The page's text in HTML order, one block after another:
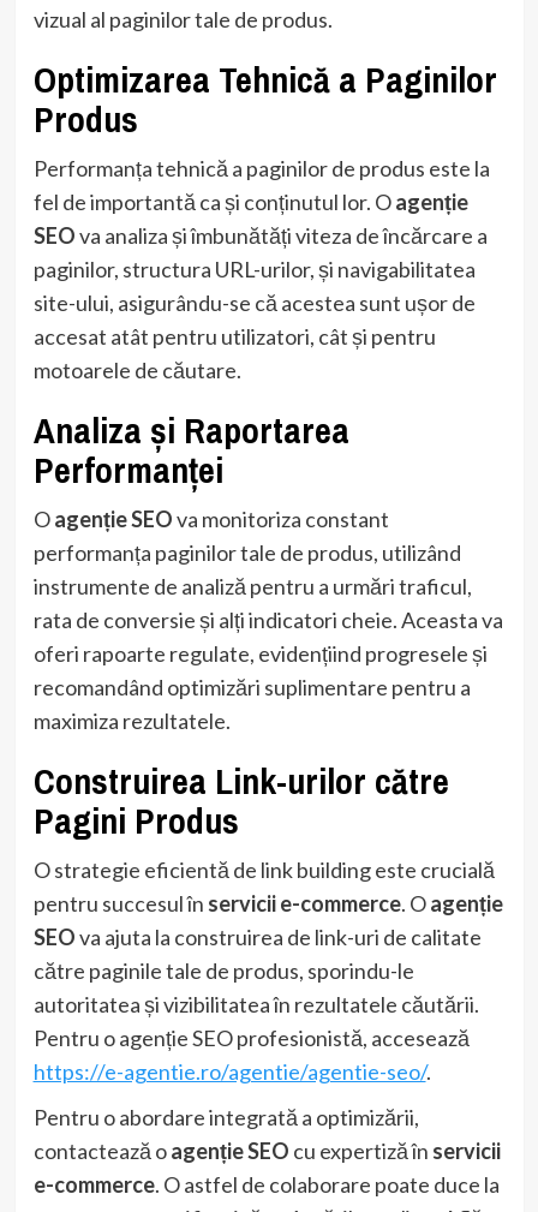
vizual al paginilor tale de produs.
Optimizarea Tehnică a Paginilor
Produs
Performanța tehnică a paginilor de produs este la
fel de importantă ca și conținutul lor. Oagenție
SEOva analiza și îmbunătăți viteza de încărcare a
paginilor, structura URL-urilor, și navigabilitatea
site-ului, asigurându-se că acestea sunt ușor de
accesat atât pentru utilizatori, cât și pentru
motoarele de căutare.
Analiza și Raportarea
Performanței
Oagenție SEOva monitoriza constant
performanța paginilor tale de produs, utilizând
instrumente de analiză pentru a urmări traficul,
rata de conversie și alți indicatori cheie. Aceasta va
oferi rapoarte regulate, evidențiind progresele și
recomandând optimizări suplimentare pentru a
maximiza rezultatele.
Construirea Link-urilor către
Pagini Produs
O strategie eficientă de link building este crucială
pentru succesul în servicii e-commerce. Oagenție
SEOva ajuta la construirea de link-uri de calitate
către paginile tale de produs, sporindu-le
autoritatea și vizibilitatea în rezultatele căutării.
Pentru o agenție SEO profesionistă, accesează
https://e-agentie.ro/agentie/agentie-seo/.
Pentru o abordare integrată a optimizării,
contactează oagenție SEO cu expertiză în servicii
e-commerce. O astfel de colaborare poate duce la